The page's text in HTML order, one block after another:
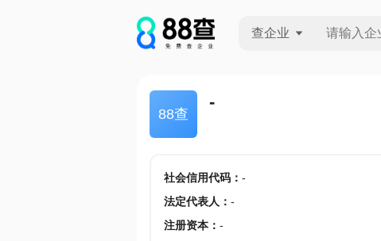
查企业
88查
-
社会信用代码： -
法定代表人 ： -
注册资本： -